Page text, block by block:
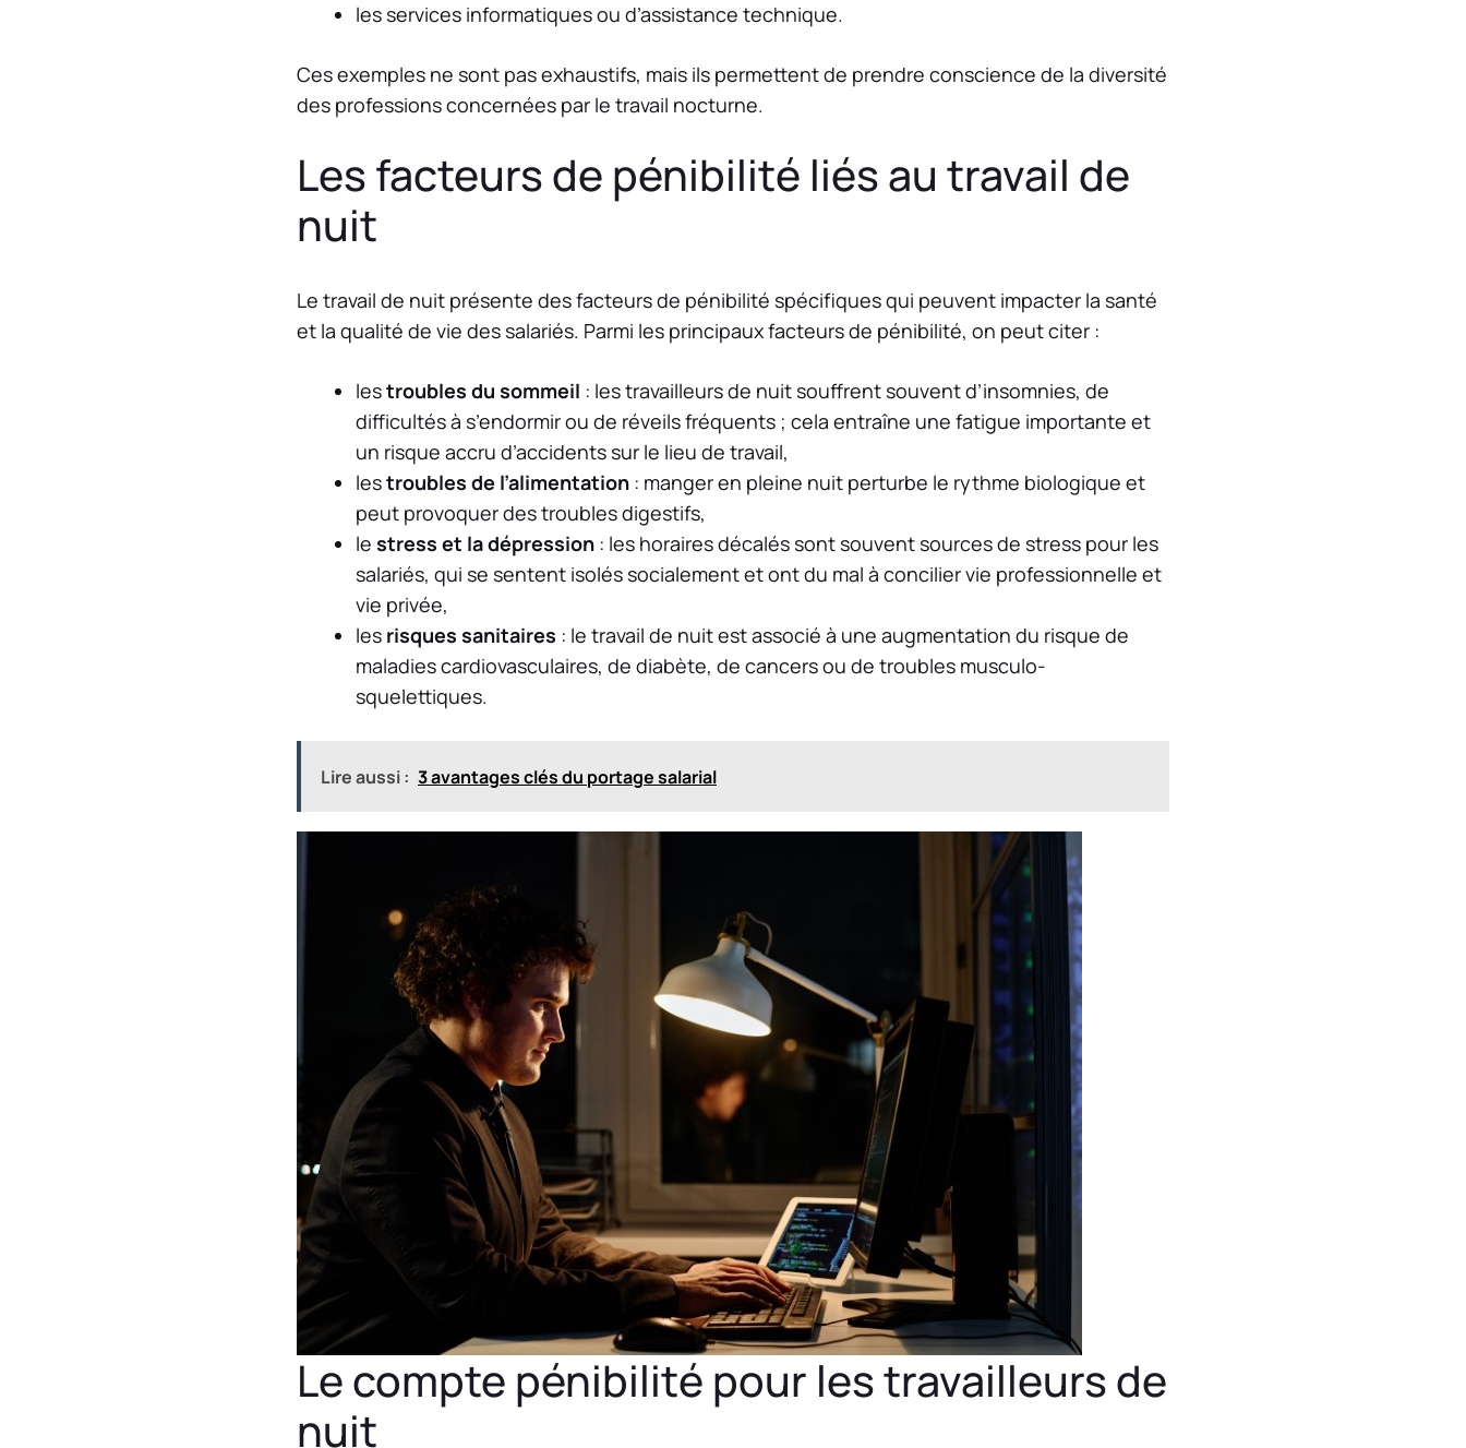
les services informatiques ou d’assistance technique.
Ces exemples ne sont pas exhaustifs, mais ils permettent de prendre conscience de la diversité
des professions concernées par le travail nocturne.
Les facteurs de pénibilité liés au travail de
nuit
Le travail de nuit présente des facteurs de pénibilité spécifiques qui peuvent impacter la santé
et la qualité de vie des salariés. Parmi les principaux facteurs de pénibilité, on peut citer :
lestroubles du sommeil : les travailleurs de nuit souffrent souvent d’insomnies, de
difficultés à s’endormir ou de réveils fréquents ; cela entraîne une fatigue importante et
un risque accru d’accidents sur le lieu de travail,
lestroubles de l’alimentation : manger en pleine nuit perturbe le rythme biologique et
peut provoquer des troubles digestifs,
le stress et la dépression : les horaires décalés sont souvent sources de stress pour les
salariés, qui se sentent isolés socialement et ont du mal à concilier vie professionnelle et
vie privée,
les risques sanitaires : le travail de nuit est associé à une augmentation du risque de
maladies cardiovasculaires, de diabète, de cancers ou de troubles musculo-
squelettiques.
Lire aussi : 3 avantages clés du portage salarial
Le compte pénibilité pour les travailleurs de
nuit